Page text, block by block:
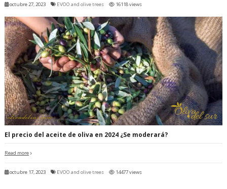
octubre 27, 2023 EVOO and olive trees 16118 views
El precio del aceite de oliva en 2024 ¿Se moderará?
Read more
octubre 17, 2023 EVOO and olive trees 14477 views